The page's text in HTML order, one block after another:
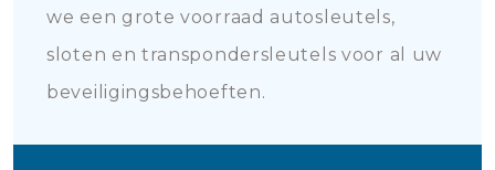
we een grote voorraad autosleutels,
sloten en transpondersleutels voor al uw
beveiligingsbehoeften.